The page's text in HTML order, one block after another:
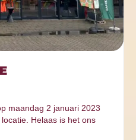
maandag 2 januari 2023
Helaas is het ons